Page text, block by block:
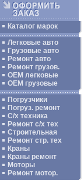
Каталог марок
Легковые авто
Грузовые авто
Ремонт авто
Ремонт грузов.
ОЕМ легковые
OEM грузовые
Погрузчики
Погруз. ремонт
С/х техника
Ремонт с/х тех
Строительная
Ремонт стр. тех
Краны
Краны ремонт
Моторы
Ремонт мотор.